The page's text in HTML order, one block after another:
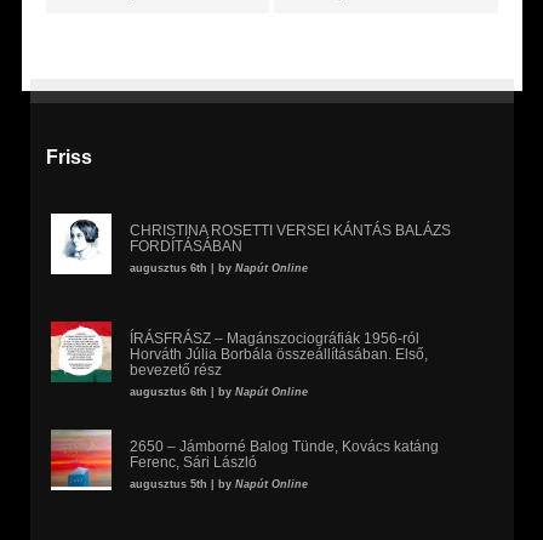
Friss
CHRISTINA ROSETTI VERSEI KÁNTÁS BALÁZS
FORDÍTÁSÁBAN
augusztus 6th | by Napút Online
ÍRÁSFRÁSZ – Magánszociográfiák 1956-ról
Horváth Júlia Borbála összeállításában. Első,
bevezető rész
augusztus 6th | by Napút Online
2650 – Jámborné Balog Tünde, Kovács katáng
Ferenc, Sári László
augusztus 5th | by Napút Online